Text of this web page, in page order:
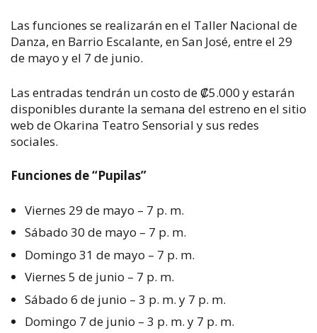
Las funciones se realizarán en el Taller Nacional de
Danza, en Barrio Escalante, en San José, entre el 29
de mayo y el 7 de junio.
Las entradas tendrán un costo de ₡5.000 y estarán
disponibles durante la semana del estreno en el sitio
web de Okarina Teatro Sensorial y sus redes
sociales.
Funciones de “Pupilas”
Viernes 29 de mayo – 7 p. m.
Sábado 30 de mayo – 7 p. m.
Domingo 31 de mayo – 7 p. m.
Viernes 5 de junio – 7 p. m.
Sábado 6 de junio – 3 p. m. y 7 p. m.
Domingo 7 de junio – 3 p. m. y 7 p. m.